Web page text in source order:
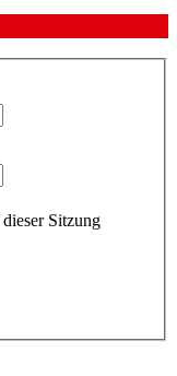
Sitzung